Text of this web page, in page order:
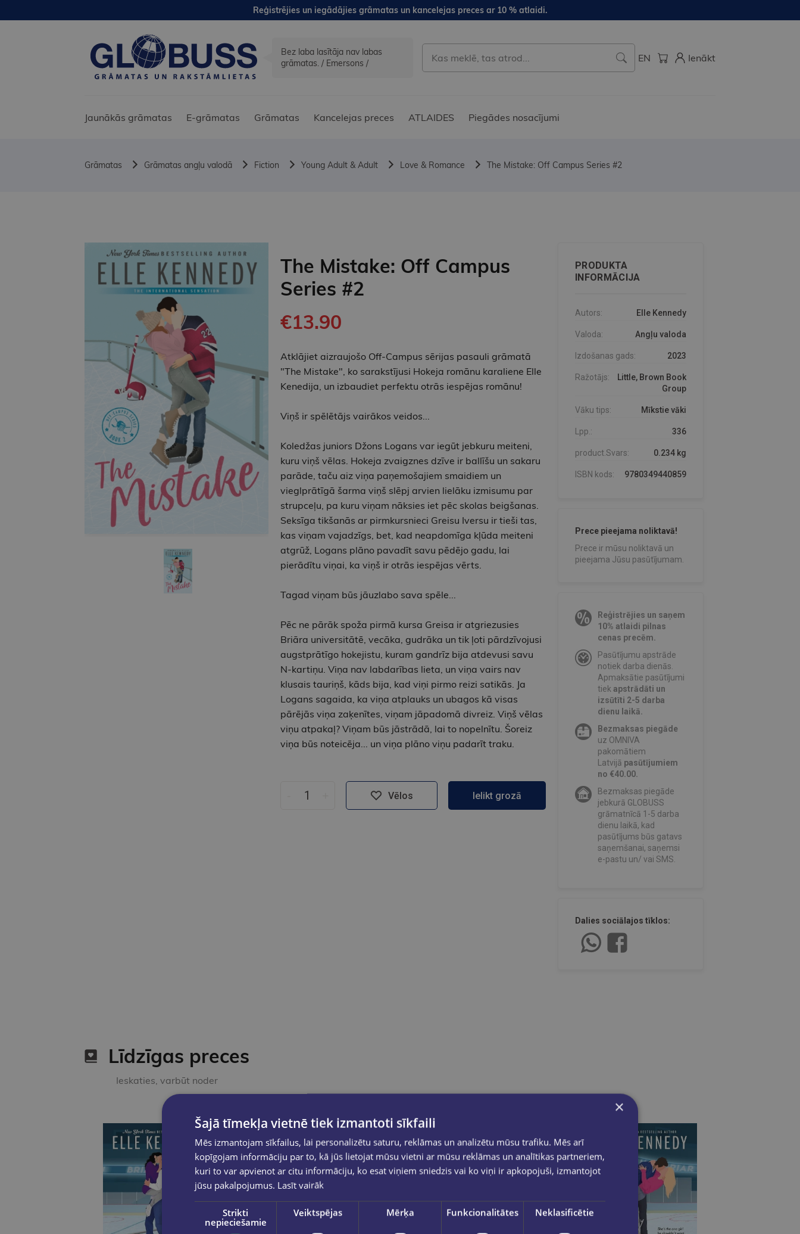
Reģistrējies un iegādājies grāmatas un kancelejas preces ar 10 % atlaidi.
Bez laba lasītāja nav labas
grāmatas. / Emersons /
EN Ienākt
Jaunākās grāmatas E-grāmatas Grāmatas Kancelejas preces ATLAIDES Piegādes nosacījumi
Grāmatas Grāmatas angļu valodā Fiction Young Adult & Adult Love & Romance The Mistake: Off Campus Series #2
The Mistake: Off Campus
Series #2
€13.90
Atklājiet aizraujošo Off-Campus sērijas pasauli grāmatā
"The Mistake", ko sarakstījusi Hokeja romānu karaliene Elle
Kenedija, un izbaudiet perfektu otrās iespējas romānu!
Viņš ir spēlētājs vairākos veidos...
Koledžas juniors Džons Logans var iegūt jebkuru meiteni,
kuru viņš vēlas. Hokeja zvaigznes dzīve ir ballīšu un sakaru
parāde, taču aiz viņa paņemošajiem smaidiem un
vieglprātīgā šarma viņš slēpj arvien lielāku izmisumu par
strupceļu, pa kuru viņam nāksies iet pēc skolas beigšanas.
Seksīga tikšanās ar pirmkursnieci Greisu Iversu ir tieši tas,
kas viņam vajadzīgs, bet, kad neapdomīga kļūda meiteni
atgrūž, Logans plāno pavadīt savu pēdējo gadu, lai
pierādītu viņai, ka viņš ir otrās iespējas vērts.
Tagad viņam būs jāuzlabo sava spēle...
Pēc ne pārāk spoža pirmā kursa Greisa ir atgriezusies
Briāra universitātē, vecāka, gudrāka un tik ļoti pārdzīvojusi
augstprātīgo hokejistu, kuram gandrīz bija atdevusi savu
N-kartiņu. Viņa nav labdarības lieta, un viņa vairs nav
klusais tauriņš, kāds bija, kad viņi pirmo reizi satikās. Ja
Logans sagaida, ka viņa atplauks un ubagos kā visas
pārējās viņa zaķenītes, viņam jāpadomā divreiz. Viņš vēlas
viņu atpakaļ? Viņam būs jāstrādā, lai to nopelnītu. Šoreiz
viņa būs noteicēja... un viņa plāno viņu padarīt traku.
Vēlos Ielikt grozā
PRODUKTA
INFORMĀCIJA
Autors: Elle Kennedy
Valoda: Angļu valoda
Izdošanas gads: 2023
Ražotājs:
Little, Brown Book
Group
Vāku tips: Mīkstie vāki
Lpp.: 336
product.Svars: 0.234 kg
ISBN kods: 9780349440859
Prece pieejama noliktavā!
Prece ir mūsu noliktavā un
pieejama Jūsu pasūtījumam.
Reģistrējies un saņem
10% atlaidi pilnas
cenas precēm.
Pasūtījumu apstrāde
notiek darba dienās.
Apmaksātie pasūtījumi
tiekapstrādāti un
izsūtīti 2-5 darba
dienu laikā.
Bezmaksas piegāde
uz OMNIVA
pakomātiem
Latvijā pasūtījumiem
no €40.00.
Bezmaksas piegāde
jebkurā GLOBUSS
grāmatnīcā 1-5 darba
dienu laikā, kad
pasūtījums būs gatavs
saņemšanai, saņemsi
e-pastu un/ vai SMS.
Dalies sociālajos tīklos:
Līdzīgas preces
Ieskaties, varbūt noder
×
Šajā tīmekļa vietnē tiek izmantoti sīkfaili
Mēs izmantojam sīkfailus, lai personalizētu saturu, reklāmas un analizētu mūsu trafiku. Mēs arī
kopīgojam informāciju par to, kā jūs lietojat mūsu vietni ar mūsu reklāmas un analītikas partneriem,
kuri to var apvienot ar citu informāciju, ko esat viņiem sniedzis vai ko viņi ir apkopojuši, izmantojot
jūsu pakalpojumus. Lasīt vairāk
Strikti
nepieciešamie
Veiktspējas Mērķa Funkcionalitātes Neklasificētie